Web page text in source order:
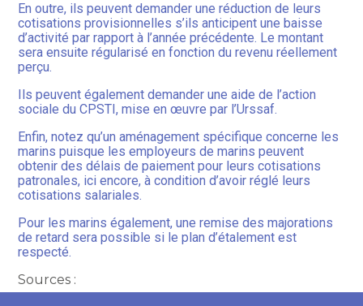
En outre, ils peuvent demander une réduction de leurs
cotisations provisionnelles s’ils anticipent une baisse
d’activité par rapport à l’année précédente. Le montant
sera ensuite régularisé en fonction du revenu réellement
perçu.
Ils peuvent également demander une aide de l’action
sociale du CPSTI, mise en œuvre par l’Urssaf.
Enfin, notez qu’un aménagement spécifique concerne les
marins puisque les employeurs de marins peuvent
obtenir des délais de paiement pour leurs cotisations
patronales, ici encore, à condition d’avoir réglé leurs
cotisations salariales.
Pour les marins également, une remise des majorations
de retard sera possible si le plan d’étalement est
respecté.
Sources :